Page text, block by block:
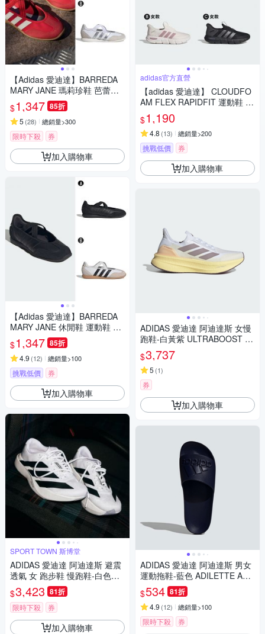
【Adidas 愛迪達】BARREDA
MARY JANE 瑪莉珍鞋 芭蕾風
休閒鞋 運動鞋 女 A-HQ7398 B
-HQ7400
$1,347 85折
5 (28) 總銷量>300
限時下殺 券
加入購物車
【Adidas 愛迪達】BARREDA
MARY JANE 休閒鞋 運動鞋 女
A-HP3519 B-JQ2127
$1,347 85折
4.9 (12) 總銷量>100
挑戰低價 券
加入購物車
SPORT TOWN 斯博堂
ADIDAS 愛迪達 阿迪達斯 避震
透氣 女 跑步鞋 慢跑鞋-白色系-
adizero Evo SL W-JH6208
$3,423 81折
限時下殺 券
加入購物車
adidas官方直營
【adidas 愛迪達】 CLOUDFO
AM FLEX RAPIDFIT 運動鞋 男
鞋/女鞋 (多款任選)
$1,190
4.8 (13) 總銷量>200
挑戰低價 券
加入購物車
ADIDAS 愛迪達 阿迪達斯 女慢
跑鞋-白黃紫 ULTRABOOST 5X
W-IH0685
$3,737
5 (1)
券
加入購物車
ADIDAS 愛迪達 阿迪達斯 男女
運動拖鞋-藍色 ADILETTE AQU
A-IF7374
$534 81折
4.9 (12) 總銷量>100
限時下殺 券